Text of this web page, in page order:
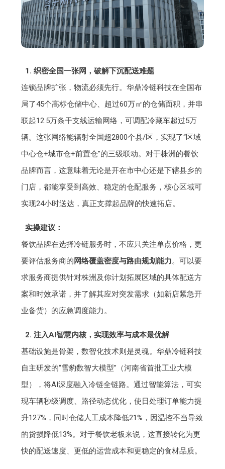
1. 织密全国一张网，破解下沉配送难题
连锁品牌扩张，物流必须先行。华鼎冷链科技在全国布
局了45个高标仓储中心、超过60万㎡的仓储面积，并串
联起12.5万条干支线运输网络，可调配冷藏车超过5万
辆。这张网络能辐射全国超2800个县/区，实现了“区域
中心仓+城市仓+前置仓”的三级联动。对于株洲的餐饮
品牌而言，这意味着无论是开在市中心还是下辖县乡的
门店，都能享受到高效、稳定的仓配服务，核心区域可
实现24小时送达，真正支撑起品牌的快速拓店。
实操建议：
餐饮品牌在选择冷链服务时，不应只关注单点价格，更
要评估服务商的 网络覆盖密度与路由规划能力。可以要
求服务商提供针对株洲及你计划拓展区域的具体配送方
案和时效承诺，并了解其应对突发需求（如新店紧急开
业备货）的应急调度能力。
2. 注入AI智慧内核，实现效率与成本最优解
基础设施是骨架，数智化技术则是灵魂。华鼎冷链科技
自主研发的“雪豹数智大模型”（河南省首批工业大模
型），将AI深度融入冷链全链路。通过智能算法，可实
现车辆秒级调度、路径动态优化，使日处理订单能力提
升127%，同时仓储人工成本降低21%，因温控不当导致
的货损降低13%。对于餐饮老板来说，这直接转化为更
快的配送速度、更低的运营成本和更稳定的食材品质。